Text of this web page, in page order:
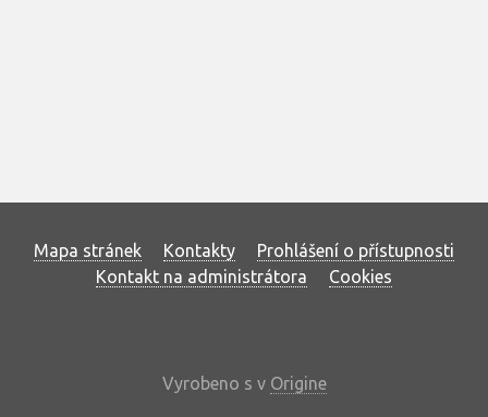
Mapa stránek Kontakty
Prohlášení o přístupnosti
Kontakt na administrátora
Cookies
Vyrobeno s v Origine